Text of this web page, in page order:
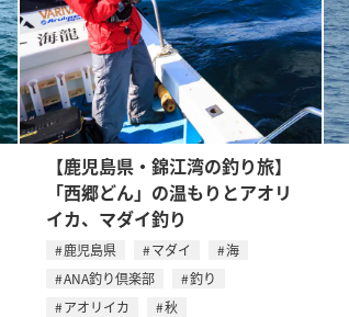
【鹿児島県・錦江湾の釣り旅】
「西郷どん」の温もりとアオリ
イカ、マダイ釣り
鹿児島県 マダイ
海
ANA釣り倶楽部
釣り
アオリイカ
秋